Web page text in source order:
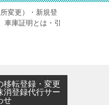
変更）・新規登
庫証明とは・引
移転登録・変更
消登録代行サー
せ